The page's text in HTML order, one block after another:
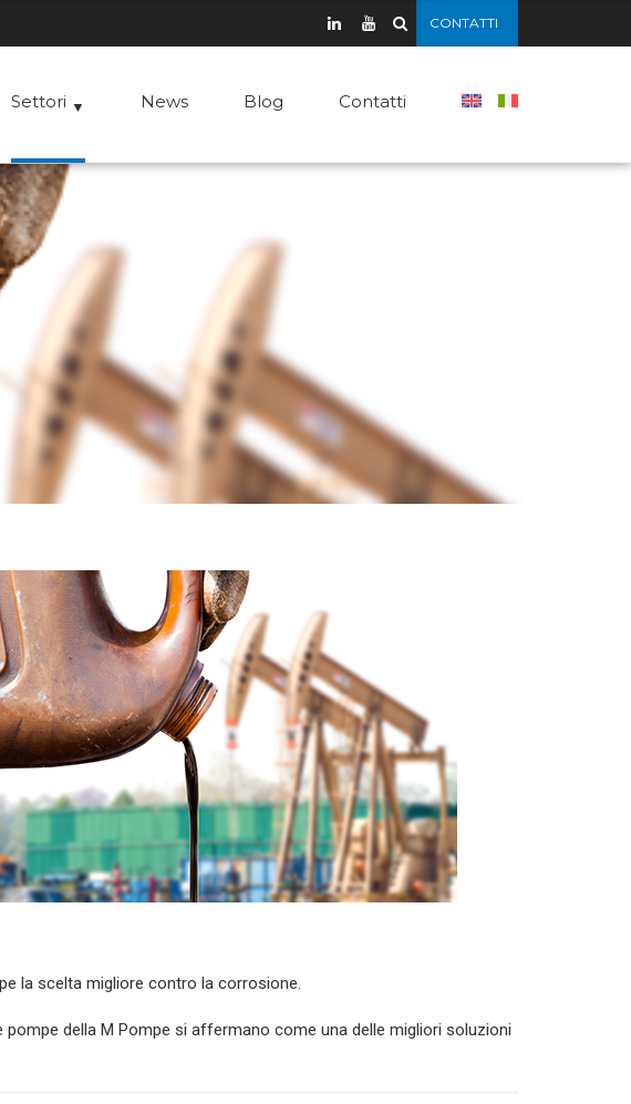
CONTATTI
Settori ▼ News Blog Contatti
la scelta migliore contro la corrosione.
della M Pompe si affermano come una delle migliori soluzioni